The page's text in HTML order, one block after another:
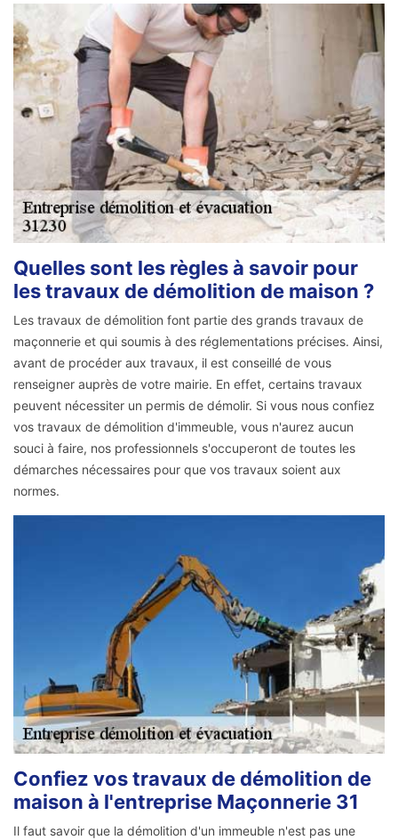
Quelles sont les règles à savoir pour
les travaux de démolition de maison ?
Les travaux de démolition font partie des grands travaux de
maçonnerie et qui soumis à des réglementations précises. Ainsi,
avant de procéder aux travaux, il est conseillé de vous
renseigner auprès de votre mairie. En effet, certains travaux
peuvent nécessiter un permis de démolir. Si vous nous confiez
vos travaux de démolition d'immeuble, vous n'aurez aucun
souci à faire, nos professionnels s'occuperont de toutes les
démarches nécessaires pour que vos travaux soient aux
normes.
Confiez vos travaux de démolition de
maison à l'entreprise Maçonnerie 31
Il faut savoir que la démolition d'un immeuble n'est pas une